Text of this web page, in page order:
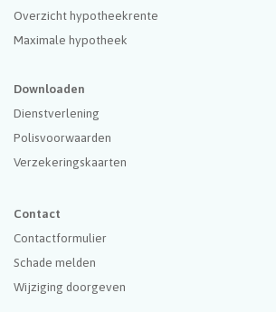
Overzicht hypotheekrente
Maximale hypotheek
Downloaden
Dienstverlening
Polisvoorwaarden
Verzekeringskaarten
Contact
Contactformulier
Schade melden
Wijziging doorgeven